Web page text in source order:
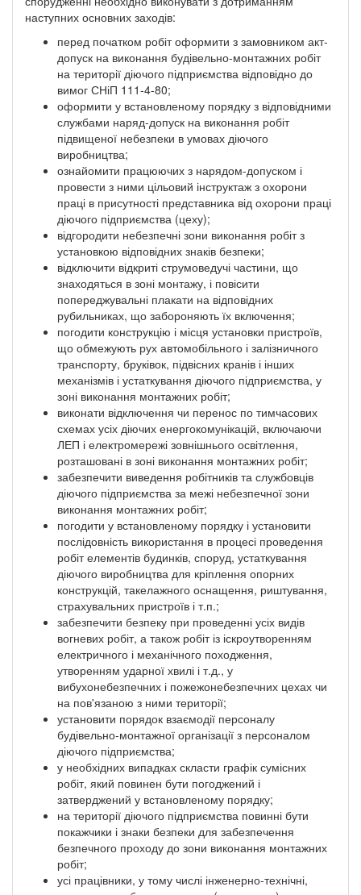
наступних основних заходів:
перед початком робіт оформити з замовником акт-
допуск на виконання будівельно-монтажних робіт
на території діючого підприємства відповідно до
вимог СНіП 111-4-80;
оформити у встановленому порядку з відповідними
службами наряд-допуск на виконання робіт
підвищеної небезпеки в умовах діючого
виробництва;
ознайомити працюючих з нарядом-допуском і
провести з ними цільовий інструктаж з охорони
праці в присутності представника від охорони праці
діючого підприємства (цеху);
відгородити небезпечні зони виконання робіт з
установкою відповідних знаків безпеки;
відключити відкриті струмоведучі частини, що
знаходяться в зоні монтажу, і повісити
попереджувальні плакати на відповідних
рубильниках, що забороняють їх включення;
погодити конструкцію і місця установки пристроїв,
що обмежують рух автомобільного і залізничного
транспорту, бруківок, підвісних кранів і інших
механізмів і устаткування діючого підприємства, у
зоні виконання монтажних робіт;
виконати відключення чи перенос по тимчасових
схемах усіх діючих енергокомунікацій, включаючи
ЛЕП і електромережі зовнішнього освітлення,
розташовані в зоні виконання монтажних робіт;
забезпечити виведення робітників та службовців
діючого підприємства за межі небезпечної зони
виконання монтажних робіт;
погодити у встановленому порядку і установити
послідовність використання в процесі проведення
робіт елементів будинків, споруд, устаткування
діючого виробництва для кріплення опорних
конструкцій, такелажного оснащення, риштування,
страхувальних пристроїв і т.п.;
забезпечити безпеку при проведенні усіх видів
вогневих робіт, а також робіт із іскроутворенням
електричного і механічного походження,
утворенням ударної хвилі і т.д., у
вибухонебезпечних і пожежонебезпечних цехах чи
на пов'язаною з ними території;
установити порядок взаємодії персоналу
будівельно-монтажної організації з персоналом
діючого підприємства;
у необхідних випадках скласти графік сумісних
робіт, який повинен бути погоджений і
затверджений у встановленому порядку;
на території діючого підприємства повинні бути
покажчики і знаки безпеки для забезпечення
безпечного проходу до зони виконання монтажних
робіт;
усі працівники, у тому числі інженерно-технічні,